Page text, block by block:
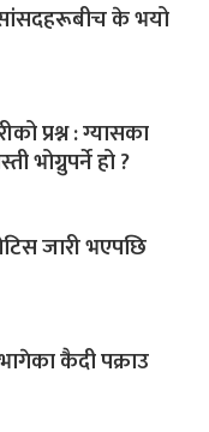
के भयो
प्रश्न : ग्यासका
भोग्नुपर्ने हो ?
जारी भएपछि
कैदी पक्राउ